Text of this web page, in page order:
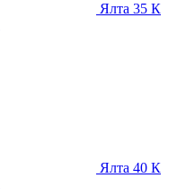
Ялта 35 К
Ялта 40 К